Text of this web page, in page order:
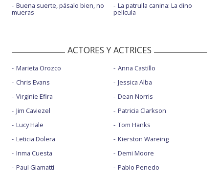
Buena suerte, pásalo bien, no
mueras
La patrulla canina: La dino
película
ACTORES Y ACTRICES
Marieta Orozco
Chris Evans
Virginie Efira
Jim Caviezel
Lucy Hale
Leticia Dolera
Inma Cuesta
Paul Giamatti
Anna Castillo
Jessica Alba
Dean Norris
Patricia Clarkson
Tom Hanks
Kierston Wareing
Demi Moore
Pablo Penedo